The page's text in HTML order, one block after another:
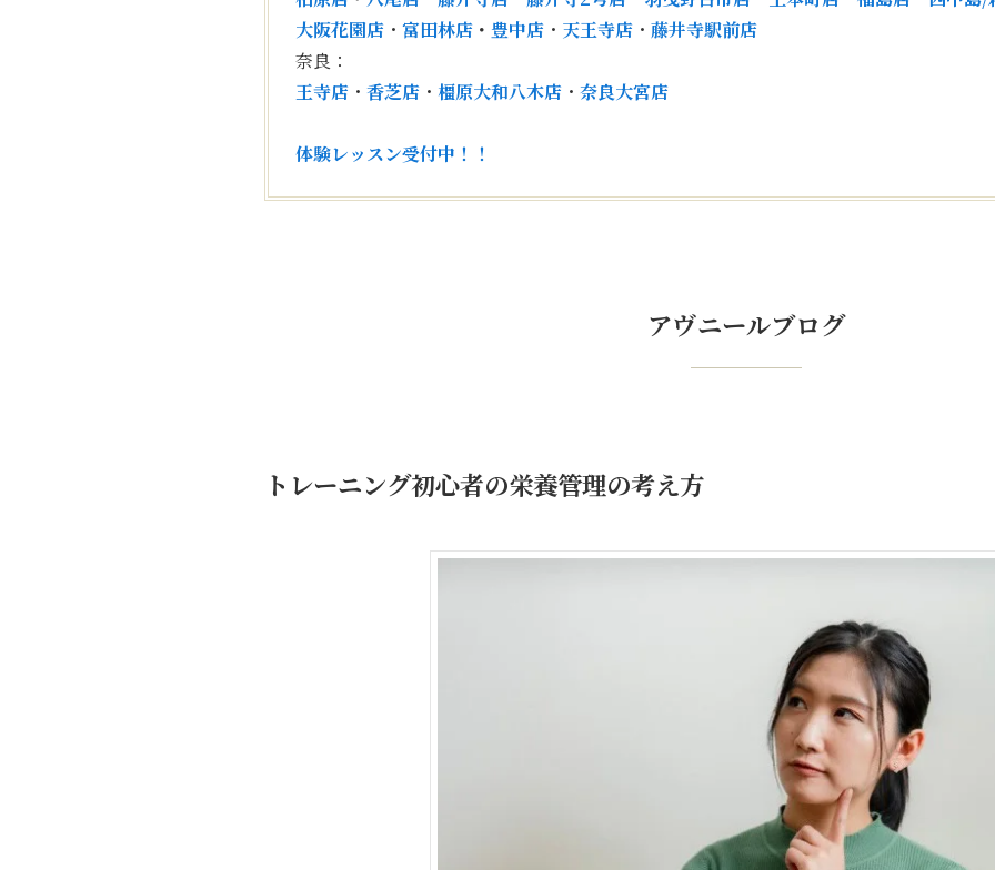
大阪花園店 ・ 富田林店 ・ 豊中店 ・ 天王寺店 ・ 藤井寺駅前店
奈良：
王寺店 ・ 香芝店 ・ 橿原大和八木店 ・ 奈良大宮店
体験レッスン受付中！！
アヴニールブログ
トレーニング初心者の栄養管理の考え方